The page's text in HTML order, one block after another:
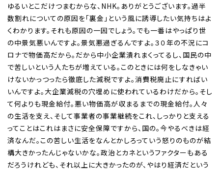
ゆるいとこだけつまむからな、NHK。ありがとうございます。過半
数割れについての原因を「裏金」という風に誘導したい気持ちはよ
くわかります。それも原因の一因でしょう。でも一番はやっぱり世
の中景気悪いんですよ。景気悪過ぎるんですよ。３０年の不況にコ
ロナで物価高だから。だから中小企業潰れまくってるし、国民の中
で苦しいという人たちが増えている。このときには何をしなきゃい
けないかっつったら徹底した減税ですよ。消費税廃止にすればい
いんですよ。大企業減税の穴埋めに使われているわけだから。そし
て何よりも現金給付。悪い物価高が収まるまでの現金給付。人々
の生活を支え、そして事業者の事業継続をこれ、しっかりと支える
ってことはこれはまさに安全保障ですから、国の。今やるべきは経
済なんだ。この苦しい生活をなんとかしろっていう怒りのものが結
構大きかったんじゃないかな。政治とカネというファクターもある
だろうけれども、それ以上に大きかったのが、やはり経済だという